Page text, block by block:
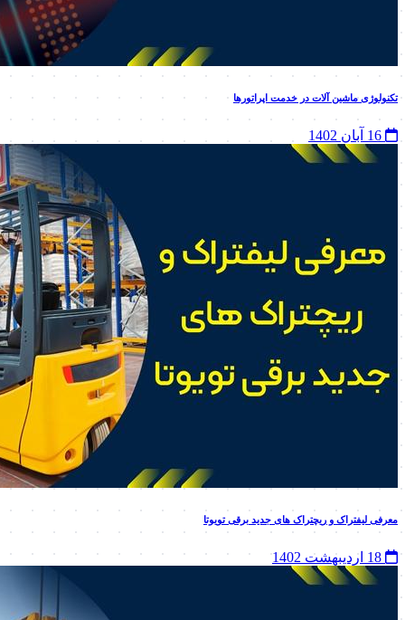
تکنولوژی ماشین‌ آلات در خدمت اپراتورها
معرفی لیفتراک و ریچتراک های جدید برقی تویوتا